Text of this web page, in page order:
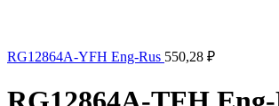
RG12864A-YFH Eng-Rus 550,28 ₽